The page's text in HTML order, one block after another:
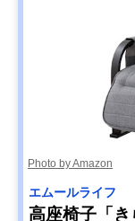
Photo by Amazon
エムールライフ
高座椅子「き